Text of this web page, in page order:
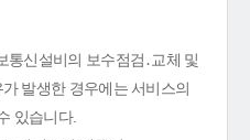
통신설비의 보수점검․교체 및
발생한 경우에는 서비스의
있습니다.